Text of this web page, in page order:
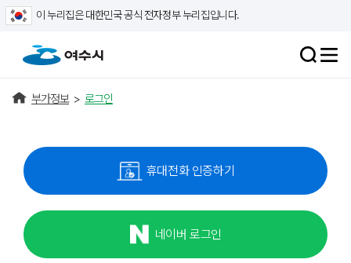
이 누리집은 대한민국 공식 전자정부 누리집입니다.
부가정보 > 로그인
휴대전화 인증하기
네이버 로그인